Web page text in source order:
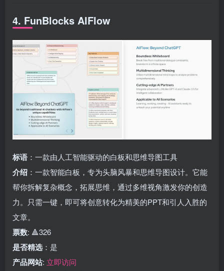
4. FunBlocks AIFlow
标语 ：一款由人工智能驱动的白板和思维导图工具
介绍 ：一款智能白板，专为头脑风暴和思维导图设计。它能
帮你拆解复杂概念，拓展思维，通过多维视角激发你的创造
力。只需一键，即可将创意转化为精美的PPT和引人入胜的
文章。
票数: 🔺326
是否精选 ：是
产品网站: 立即访问